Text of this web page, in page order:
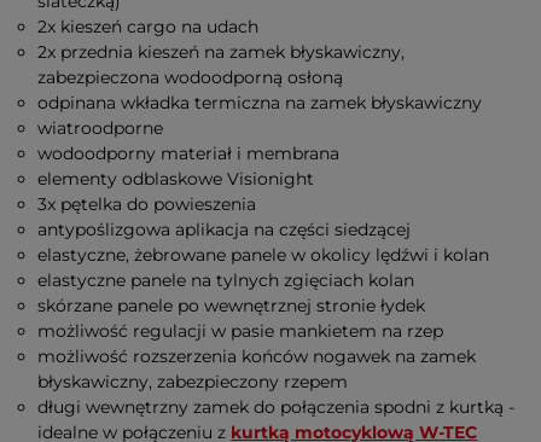
2x kieszeń cargo na udach
2x przednia kieszeń na zamek błyskawiczny,
zabezpieczona wodoodporną osłoną
odpinana wkładka termiczna na zamek błyskawiczny
wiatroodporne
wodoodporny materiał i membrana
elementy odblaskowe Visionight
3x pętelka do powieszenia
antypoślizgowa aplikacja na części siedzącej
elastyczne, żebrowane panele w okolicy lędźwi i kolan
elastyczne panele na tylnych zgięciach kolan
skórzane panele po wewnętrznej stronie łydek
możliwość regulacji w pasie mankietem na rzep
możliwość rozszerzenia końców nogawek na zamek
błyskawiczny, zabezpieczony rzepem
długi wewnętrzny zamek do połączenia spodni z kurtką -
idealne w połączeniu z kurtką motocyklową W-TEC